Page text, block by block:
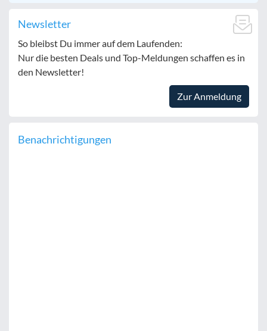
Newsletter
So bleibst Du immer auf dem Laufenden:
Nur die besten Deals und Top-Meldungen schaffen es in
den Newsletter!
Zur Anmeldung
Benachrichtigungen